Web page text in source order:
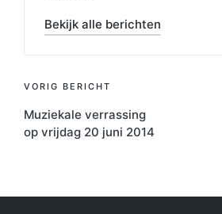
Bekijk alle berichten
Bericht
navigatie
VORIG BERICHT
Muziekale verrassing
op vrijdag 20 juni 2014